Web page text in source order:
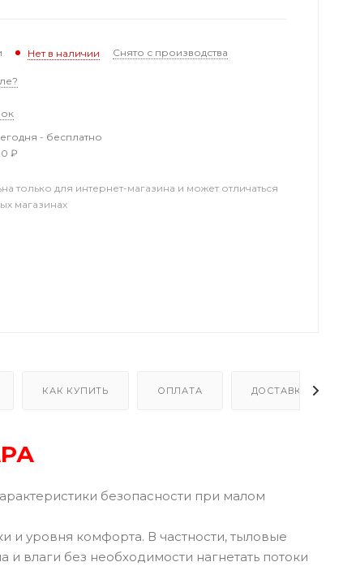
Нет в наличии Снято с производства
- бесплатно
₽
только для интернет-магазина и может отличаться
магазинах
КАК КУПИТЬ ОПЛАТА ДОСТАВКА
безопасности при малом
уровня комфорта. В частности, тыловые
влаги без необходимости нагнетать потоки